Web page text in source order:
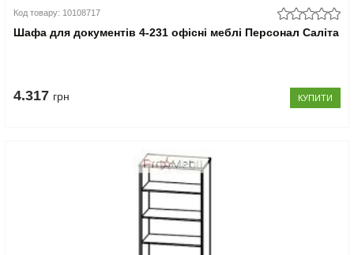
Код товару: 10108717
Шафа для документів 4-231 офісні меблі Персонал Саліта
4.317 грн КУПИТИ